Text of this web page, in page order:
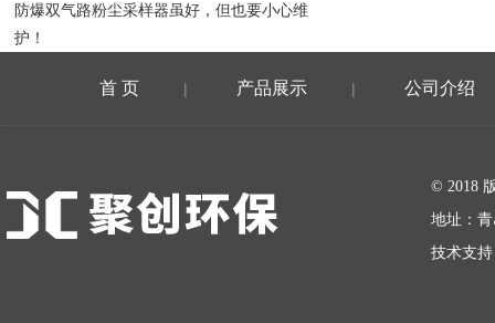
防爆双气路粉尘采样器虽好，但也要小心维
护！
首 页 | 产品展示 | 公司介绍
© 2018
地址：
技术支